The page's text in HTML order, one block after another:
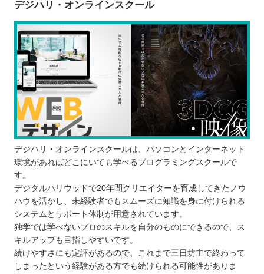
デジハリ・オンラインスクール
デジハリ・オンラインスクールは、パソコンとインターネット
環境があればどこにいても学べるプログラミングスクールで
す。
デジタルハリウッドで20年間クリエイターを育成してきたノウ
ハウを活かし、未経験者でもスムーズに知識を身に付けられる
システムとサポート体制が用意されています。
独学では学べないプロのスキルを自分のものにできるので、ス
キルアップも目指しやすいです。
続けやすさにも定評があるので、これまで三日坊主で終わって
しまったという経験がある方でも続けられる可能性がありま